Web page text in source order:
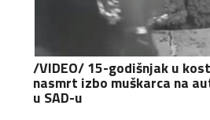
/VIDEO/ 15-godišnjak u
nasmrt izbo muškarca na
u SAD-u